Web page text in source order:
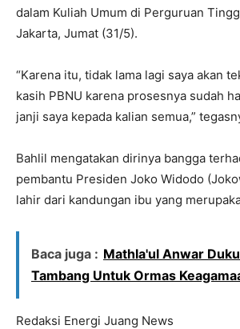
dalam Kuliah Umum di Perguruan
Jakarta, Jumat (31/5).
“Karena itu, tidak lama lagi saya akan
kasih PBNU karena prosesnya sudah
janji saya kepada kalian semua,”
Bahlil mengatakan dirinya bangga
pembantu Presiden Joko Widodo
lahir dari kandungan ibu yang
Baca juga : Mathla'ul Anwar
Tambang Untuk Ormas
Redaksi Energi Juang News